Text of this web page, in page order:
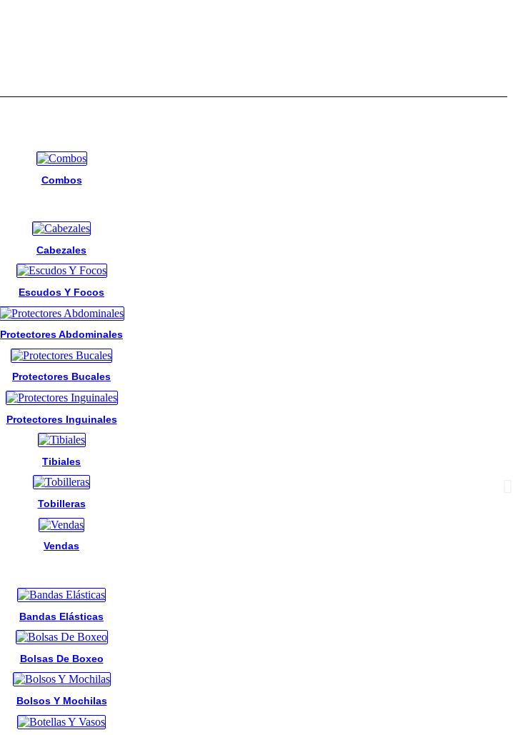
Combos
Cabezales
Escudos Y Focos
Protectores Abdominales
Protectores Bucales
Protectores Inguinales
Tibiales
Tobilleras
Vendas
Bandas Elásticas
Bolsas De Boxeo
Bolsos Y Mochilas